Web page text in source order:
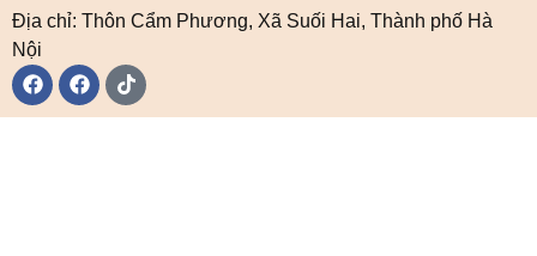
Địa chỉ: Thôn Cẩm Phương, Xã Suối Hai, Thành phố Hà
Nội